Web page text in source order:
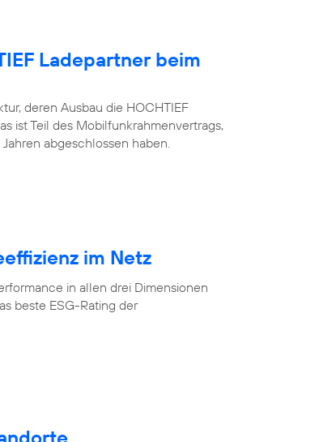
Ladepartner beim
deren Ausbau die HOCHTIEF
ist Teil des Mobilfunkrahmenvertrags,
abgeschlossen haben.
im Netz
in allen drei Dimensionen
beste ESG-Rating der